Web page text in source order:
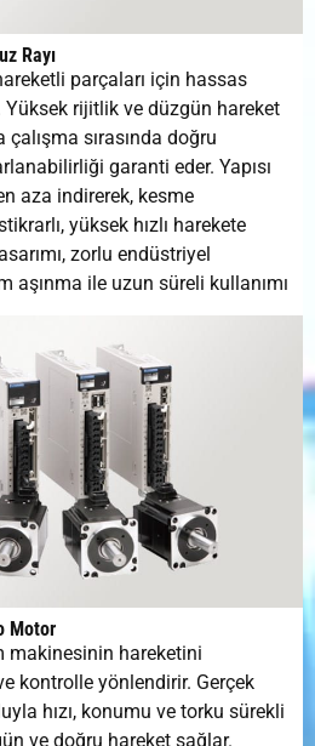
Rayı
parçaları için hassas
rijitlik ve düzgün hareket
çalışma sırasında doğru
garanti eder. Yapısı
aza indirerek, kesme
yüksek hızlı harekete
zorlu endüstriyel
ile uzun süreli kullanımı
Motor
makinesinin hareketini
kontrolle yönlendirir. Gerçek
hızı, konumu ve torku sürekli
ve doğru hareket sağlar.